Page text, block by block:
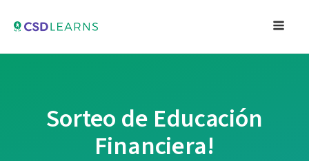
Sorteo de Educación
Financiera!